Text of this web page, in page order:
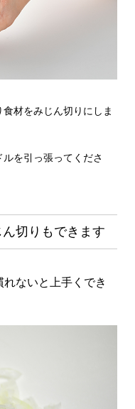
材をみじん切りにしま
を引っ張ってくださ
切りもできます
ないと上手くでき